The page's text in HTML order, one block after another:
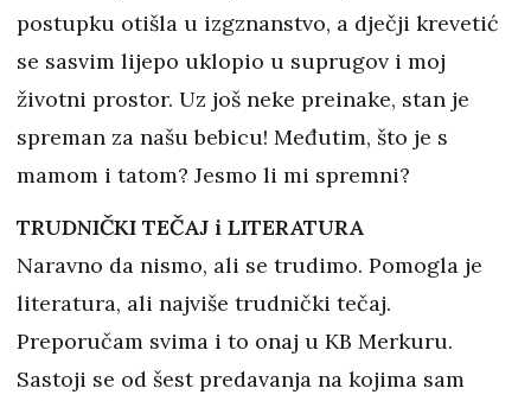
postupku otišla u izgznanstvo, a dječji krevetić
se sasvim lijepo uklopio u suprugov i moj
životni prostor. Uz još neke preinake, stan je
spreman za našu bebicu! Međutim, što je s
mamom i tatom? Jesmo li mi spremni?
TRUDNIČKI TEČAJ i LITERATURA
Naravno da nismo, ali se trudimo. Pomogla je
literatura, ali najviše trudnički tečaj.
Preporučam svima i to onaj u KB Merkuru.
Sastoji se od šest predavanja na kojima sam